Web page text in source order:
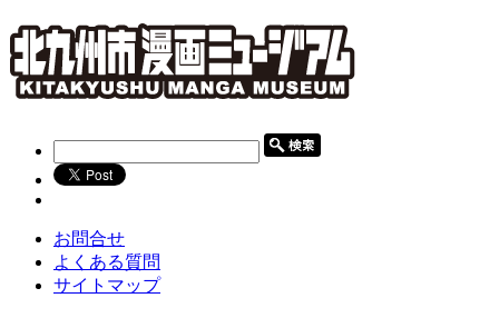
お問合せ
よくある質問
サイトマップ